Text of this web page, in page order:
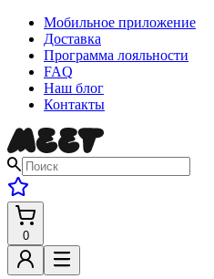
Мобильное приложение
Доставка
Программа лояльности
FAQ
Наш блог
Контакты
0